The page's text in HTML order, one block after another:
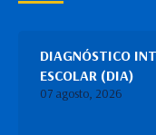
DIAGNÓSTICO
ESCOLAR (DIA)
07 agosto, 2026